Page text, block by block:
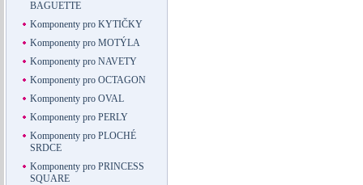
BAGUETTE
Komponenty pro KYTIČKY
Komponenty pro MOTÝLA
Komponenty pro NAVETY
Komponenty pro OCTAGON
Komponenty pro OVAL
Komponenty pro PERLY
Komponenty pro PLOCHÉ
SRDCE
Komponenty pro PRINCESS
SQUARE